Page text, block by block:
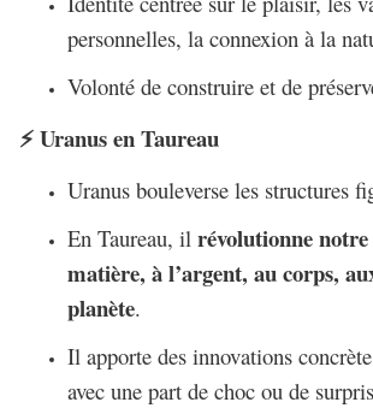
personnelles, la connexion à la
Volonté de construire et de
⚡ Uranus en Taureau
Uranus bouleverse les structures
En Taureau, il révolutionne
matière, à l’argent, au corps,
planète.
Il apporte des innovations
avec une part de choc ou de